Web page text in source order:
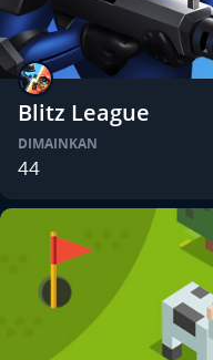
Blitz League
DIMAINKAN
44